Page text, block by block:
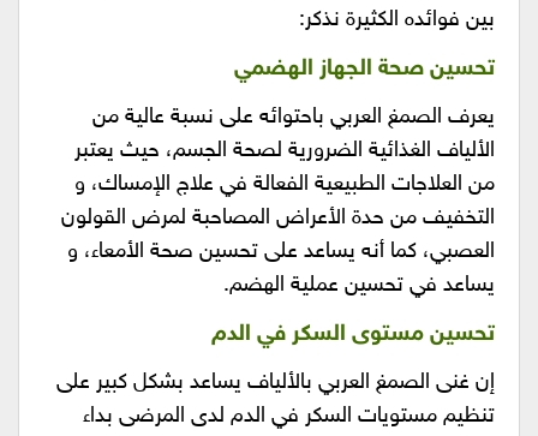
بين فوائده الكثيرة نذكر:
تحسين صحة الجهاز الهضمي
يعرف الصمغ العربي باحتوائه على نسبة عالية من
الألياف الغذائية الضرورية لصحة الجسم، حيث يعتبر
من العلاجات الطبيعية الفعالة في علاج الإمساك، و
التخفيف من حدة الأعراض المصاحبة لمرض القولون
العصبي، كما أنه يساعد على تحسين صحة الأمعاء، و
يساعد في تحسين عملية الهضم.
تحسين مستوى السكر في الدم
إن غنى الصمغ العربي بالألياف يساعد بشكل كبير على
تنظيم مستويات السكر في الدم لدى المرضى بداء